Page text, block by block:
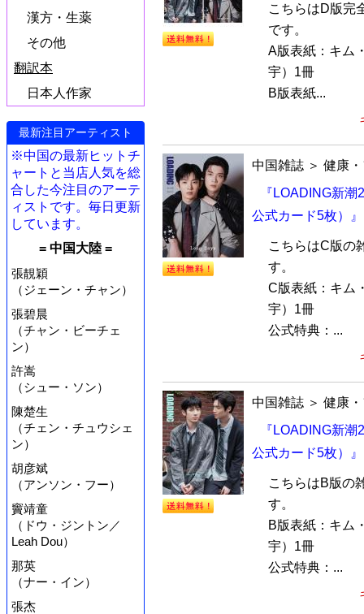
漢方・生薬
その他
翻訳本
日本人作家
最新注目アーティスト
※中国の最新ヒットチ
ャートと当店人気を総
合した今注目のアーテ
ィストです。毎日更新
しています。
= 中国大陸 =
張靚穎
（ジェーン・チャン）
張碧晨
（チャン・ビーチェ
ン）
許嵩
（シュー・ソン）
陳楚生
（チェン・チュウシェ
ン）
胡彦斌
（アンソン・フー）
竇靖童
（ドウ・ジントン／
Leah Dou）
那英
（ナー・イン）
張杰
こちらはD版完
です。
A版表紙：キム
宇）1冊
B版表紙...
中国雑誌 ＞ 健康
『LOADING新
公式カード5枚）』
こちらはC版の
す。
C版表紙：キム
宇）1冊
公式特典：...
中国雑誌 ＞ 健康
『LOADING新
公式カード5枚）』
こちらはB版の
す。
B版表紙：キム
宇）1冊
公式特典：...